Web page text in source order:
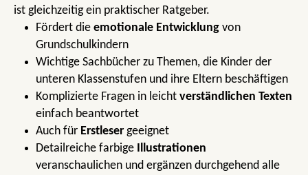
ist gleichzeitig ein praktischer Ratgeber.
Fördert die emotionale Entwicklung von
Grundschulkindern
Wichtige Sachbücher zu Themen, die Kinder der
unteren Klassenstufen und ihre Eltern beschäftigen
Komplizierte Fragen in leicht verständlichen Texten
einfach beantwortet
Auch für Erstleser geeignet
Detailreiche farbige Illustrationen
veranschaulichen und ergänzen durchgehend alle